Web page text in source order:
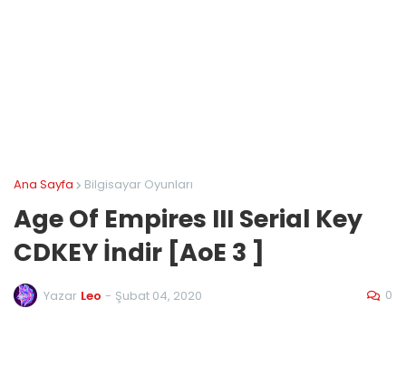
Ana Sayfa Bilgisayar Oyunları
Age Of Empires III Serial Key
CDKEY İndir [AoE 3 ]
Yazar Leo - Şubat 04, 2020 0